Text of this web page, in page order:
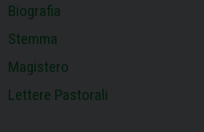
Biografia
Stemma
Magistero
Lettere Pastorali